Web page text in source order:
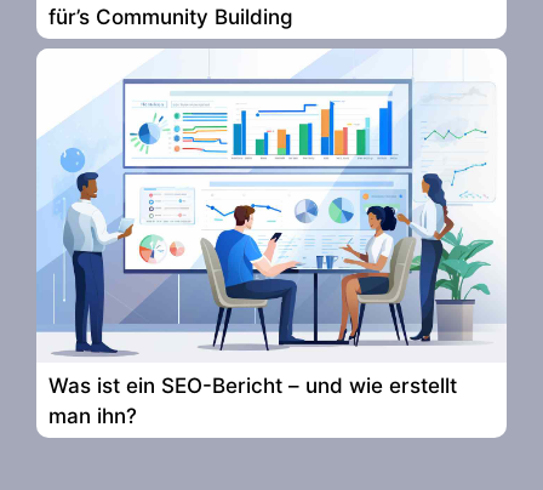
für’s Community Building
Was ist ein SEO-Bericht – und wie erstellt
man ihn?